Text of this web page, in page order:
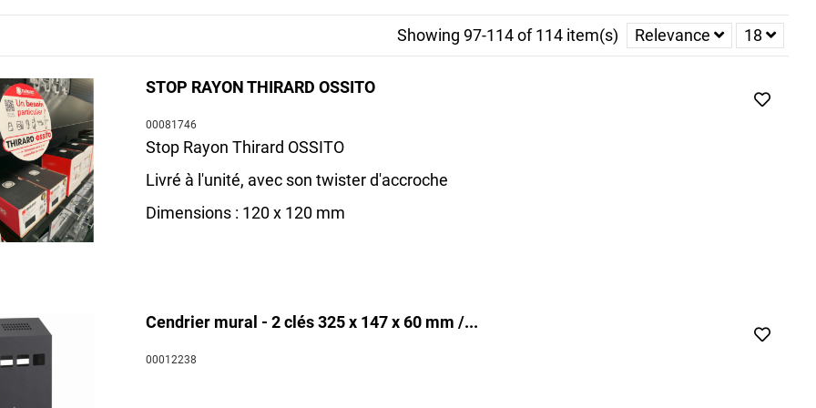
en position ouverte les fenêtres et d'éviter les claquements au vent. Plusieurs systèmes de fixation sont disponibles pour
système de verrouillage sont également proposé pour les ERP tels que les écoles et hôpitaux.
de clé et assurent une protection contre le crochetage supplémentaire. Boite à clés : Stocker de manière sécurisée
à code ou à clé.
permet de choisir votre accessoire selon votre type de porte et votre type de sol. De nombreux modèles sont
en position ouverte.
, nossauterelles à levier
Showing 97-114 of 114 item(s) Relevance 18
STOP RAYON THIRARD OSSITO
00081746
Stop Rayon Thirard OSSITO
Livré à l'unité, avec son twister d'accroche
Dimensions : 120 x 120 mm
Cendrier mural - 2 clés 325 x 147 x 60 mm /...
00012238